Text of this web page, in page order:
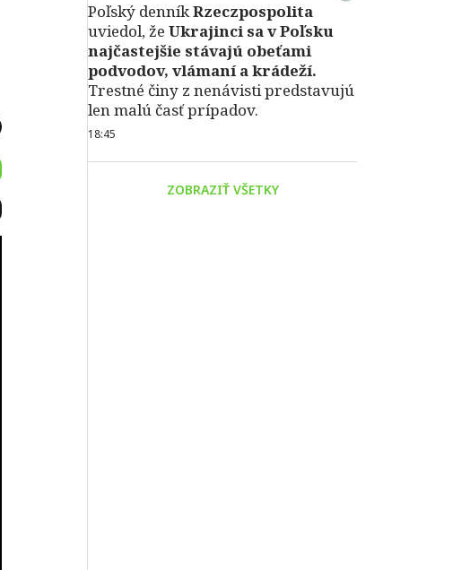
Poľský denníkRzeczpospolita
uviedol, že Ukrajinci sa v Poľsku
najčastejšie stávajú obeťami
podvodov, vlámaní a krádeží.
Trestné činy z nenávisti predstavujú
len malú časť prípadov.
18:45
ZOBRAZIŤ VŠETKY